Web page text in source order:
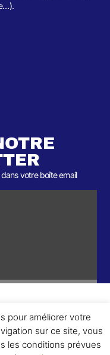
votre boîte email
Yellowpoly. Tous droits
pour améliorer votre
sur ce site, vous
les conditions prévues